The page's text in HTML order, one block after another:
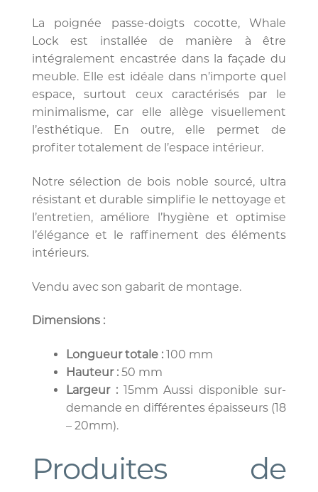
La poignée passe-doigts cocotte, Whale
Lock est installée de manière à être
intégralement encastrée dans la façade du
meuble. Elle est idéale dans n’importe quel
espace, surtout ceux caractérisés par le
minimalisme, car elle allège visuellement
l’esthétique. En outre, elle permet de
profiter totalement de l’espace intérieur.
Notre sélection de bois noble sourcé, ultra
résistant et durable simplifie le nettoyage et
l’entretien, améliore l’hygiène et optimise
l’élégance et le raffinement des éléments
intérieurs.
Vendu avec son gabarit de montage.
Dimensions :
Longueur totale :100 mm
Hauteur :50 mm
Largeur :15mm Aussi disponible sur-
demande en différentes épaisseurs (18
– 20mm).
Produites de